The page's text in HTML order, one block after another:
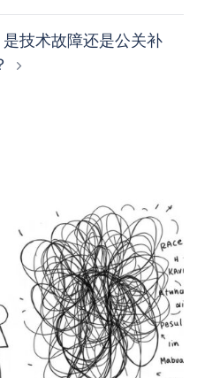
技术故障还是公关补